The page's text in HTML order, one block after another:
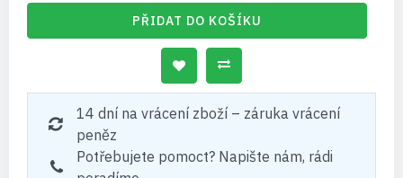
PŘIDAT DO KOŠÍKU
14 dní na vrácení zboží – záruka vrácení
peněz
Potřebujete pomoct? Napište nám, rádi